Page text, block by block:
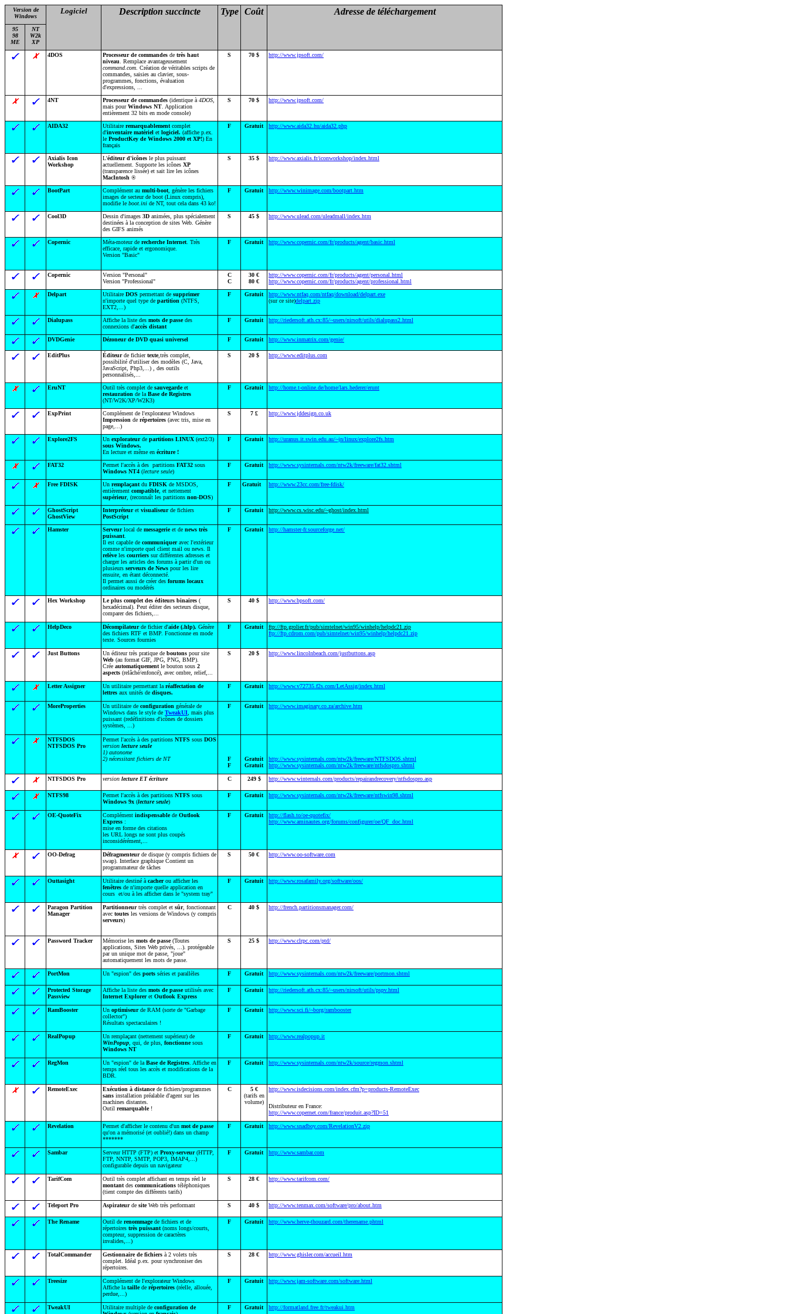
Version de
Windows
Logiciel Description succincte Type Coût Adresse de téléchargement
95
98
ME
NT
W2k
XP
4DOS
Processeur de commandes de très haut
niveau . Remplace avantageusement
command.com . Création de véritables scripts de
commandes, saisies au clavier, sous-
programmes, fonctions, évaluation
d'expressions, ...
S 70 $ http://www.jpsoft.com/
4NT Processeur de commandes (identique à 4DOS
mais pourWindows NT . Application
entièrement 32 bits en mode console)
S 70 $ http://www.jpsoft.com/
AIDA32 Utilitaire remarquablement complet
d'inventaire matériel et logiciel. (affiche p.ex.
le ProductKey de Windows 2000 et XP!) En
français
F Gratuit http://www.aida32.hu/aida32.php
Axialis Icon
Workshop
L'éditeur d'icônes le plus puissant
actuellement. Supporte les icônes XP
(transparence lissée) et sait lire les icônes
MacIntosh ®
S 35 $ http://www.axialis.fr/iconworkshop/index.html
BootPart Complément au multi-boot , génère les fichiers
images de secteur de boot (Linux compris),
modifie le boot.ini de NT, tout cela dans 43 ko!
F Gratuit http://www.winimage.com/bootpart.htm
Cool3D Dessin d'images 3D animées, plus spécialement
destinées à la conception de sites Web. Génère
des GIFS animés
S 45 $ http://www.ulead.com/uleadmall/index.htm
Copernic Méta-moteur de recherche Internet . Très
efficace, rapide et ergonomique.
Version "Basic"
F Gratuit http://www.copernic.com/fr/products/agent/basic.html
Copernic
Version "Personal"
Version "Professional"
C
C
30 €
80 €
http://www.copernic.com/fr/products/agent/personal.html
http://www.copernic.com/fr/products/agent/professional.html
Delpart
Utilitaire DOS permettant de supprimer
n'importe quel type de partition (NTFS,
EXT2,...)
F Gratuit
http://www.ntfaq.com/ntfaq/download/delpart.exe
(sur ce site)delpart.zip
Dialupass Affiche la liste des mots de passedes
connexions d'accès distant
F Gratuit http://riedersoft.ath.cx:85/~users/nirsoft/utils/dialupass2.html
DVDGenie Dézoneur de DVD quasi universel F Gratuit http://www.inmatrix.com/genie/
EditPlus Éditeurde fichiertexte,très complet,
possibilité d'utiliser des modèles (C, Java,
JavaScript, Php3,...) , des outils
personnalisés,...
S 20 $ http://www.editplus.com
EruNT Outil très complet de sauvegardeet
restauration de la Base de Registres
(NT/W2K/XP/W2K3)
F Gratuit http://home.t-online.de/home/lars.hederer/erunt
ExpPrint
Complément de l'explorateur Windows
Impression de répertoires (avec tris, mise en
page,...)
S 7 £ http://www.jddesign.co.uk
Explore2FS Un explorateurde partitions LINUX (ext2/3)
sous Windows.
En lecture et même en écriture!
F Gratuit http://uranus.it.swin.edu.au/~jn/linux/explore2fs.htm
FAT32 Permet l'accès à des partitions FAT32 sous
Windows NT4 (lecture seule)
F Gratuit http://www.sysinternals.com/ntw2k/freeware/fat32.shtml
Free FDISK Un remplaçant du FDISK de MSDOS,
entièrement compatible, et nettement
supérieur, (reconnaît les partitions non-DOS)
F Gratuit http://www.23cc.com/free-fdisk/
GhostScript
GhostView
Interpréteuret visualiseurde fichiers
PostScript
F Gratuit http://www.cs.wisc.edu/~ghost/index.html
Hamster Serveurlocal de messagerieet de news très
puissant
Il est capable de communiqueravec l'extérieur
comme n'importe quel client mail ou news. Il
relèveles courriers sur différentes adresses et
charger les articles des forums à partir d'un ou
plusieurs serveurs de News pour les lire
ensuite, en étant déconnecté.
Il permet aussi de créer des forums locaux
ordinaires ou modérés
F Gratuit http://hamster-fr.sourceforge.net/
Hex Workshop Le plus complet des éditeurs binaires (
hexadécimal). Peut éditer des secteurs disque,
comparer des fichiers,...
S 40 $ http://www.bpsoft.com/
HelpDeco Décompilateurde fichier d'aide (.hlp). Génère
des fichiers RTF et BMP. Fonctionne en mode
texte. Sources fournies
F Gratuit
ftp://ftp.grolier.fr/pub/simtelnet/win95/winhelp/helpdc21.zip
ftp://ftp.cdrom.com/pub/simtelnet/win95/winhelp/helpdc21.zip
Just Buttons Un éditeur très pratique de boutons pour site
Web (au format GIF, JPG, PNG, BMP).
Crée automatiquement le bouton sous 2
aspects (relâché/enfoncé), avec ombre, relief,...
S 20 $ http://www.lincolnbeach.com/justbuttons.asp
Letter Assigner Un utilitaire permettant la réaffectation de
lettres aux unités de disques.
F Gratuit http://www.v72735.f2s.com/LetAssig/index.html
MoreProperties Un utilitaire de configuration générale de
Windows dans le style de TweakUI , mais plus
puissant (redéfinitions d'icônes de dossiers
systèmes, ...)
F Gratuit http://www.imaginary.co.za/archive.htm
NTFSDOS
NTFSDOS Pro
Permet l'accès à des partitions NTFS sous DOS
version lecture seule
1) autonome
2) nécessitant fichiers de NT
F
F
Gratuit
Gratuit
http://www.sysinternals.com/ntw2k/freeware/NTFSDOS.shtml
http://www.sysinternals.com/ntw2k/freeware/ntfsdospro.shtml
NTFSDOS Pro version lecture ET écriture C 249 $ http://www.winternals.com/products/repairandrecovery/ntfsdospro.asp
NTFS98 Permet l'accès à des partitions NTFS sous
Windows 9x (lecture seule)
F Gratuit http://www.sysinternals.com/ntw2k/freeware/ntfswin98.shtml
OE-QuoteFix Complément indispensablede Outlook
Express :
mise en forme des citations
les URL longs ne sont plus coupés
inconsidérément,...
F Gratuit
http://flash.to/oe-quotefix/
http://www.aminautes.org/forums/configurer/oe/QF_doc.html
OO-Defrag Défragmenteurde disque (y compris fichiers de
swap). Interface graphique Contient un
programmateur de tâches
S 50 € http://www.oo-software.com
Outtasight Utilitaire destiné à cacherou afficher les
fenêtres de n'importe quelle application en
cours et/ou à les afficher dans le "system tray"
F Gratuit http://www.rosafamily.org/software/oos/
Paragon Partition
Manager
Partitionneurtrès complet et sûr, fonctionnant
avec toutes les versions de Windows (y compris
serveurs)
C 40 $ http://french.partitionsmanager.com/
Password Tracker Mémorise les mots de passe(Toutes
applications, Sites Web privés, ...). protégeable
par un unique mot de passe, "joue"
automatiquement les mots de passe.
S 25 $ http://www.clrpc.com/ptd/
PortMon Un "espion" des ports séries et parallèles F Gratuit http://www.sysinternals.com/ntw2k/freeware/portmon.shtml
Protected Storage
Passview
Affiche la liste des mots de passeutilisés avec
Internet Exploreret Outlook Express
F Gratuit http://riedersoft.ath.cx:85/~users/nirsoft/utils/pspv.html
RamBooster Un optimiseurde RAM (sorte de "Garbage
collector")
Résultats spectaculaires !
F Gratuit http://www.sci.fi/~borg/rambooster
RealPopup
Un remplaçant (nettement supérieur) de
WinPopup , qui, de plus, fonctionnesous
Windows NT
F Gratuit http://www.realpopup.it
RegMon Un "espion" de la Base de Registres . Affiche en
temps réel tous les accès et modifications de la
BDR.
F Gratuit http://www.sysinternals.com/ntw2k/source/regmon.shtml
RemoteExec Exécution à distancede fichiers/programmes
sans installation préalable d'agent sur les
machines distantes.
Outil remarquable!
C
5 €
(tarifs en
volume)
http://www.isdecisions.com/index.cfm?p=products-RemoteExec
Distributeur en France:
http://www.copernet.com/france/produit.asp?ID=51
Revelation Permet d'afficher le contenu d'un mot de passe
qu'on a mémorisé (et oublié!) dans un champ
*******
F Gratuit http://www.snadboy.com/RevelationV2.zip
Sambar Serveur HTTP (FTP) et Proxy-serveur(HTTP,
FTP, NNTP, SMTP, POP3, IMAP4,...)
configurable depuis un navigateur
F Gratuit http://www.sambar.com
TarifCom
Outil très complet affichant en temps réel le
montant des communications téléphoniques
(tient compte des différents tarifs)
S 28 € http://www.tarifcom.com/
Teleport Pro Aspirateurde siteWeb très performant S 40 $ http://www.tenmax.com/software/pro/about.htm
The Rename Outil de renommagede fichiers et de
répertoires très puissant (noms longs/courts,
compteur, suppression de caractères
invalides,...)
F Gratuit http://www.herve-thouzard.com/therename.phtml
TotalCommander Gestionnaire de fichiers à 2 volets très
complet. Idéal p.ex. pour synchroniser des
répertoires.
S 28 € http://www.ghisler.com/accueil.htm
Treesize
Complément de l'explorateur Windows
Affiche la taillede répertoires (réelle, allouée,
perdue,...)
F Gratuit http://www.jam-software.com/software.html
TweakUI Utilitaire multiple de configuration de
F Gratuit http://formatland.free.fr/tweakui.htm